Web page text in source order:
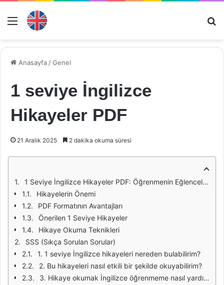
Menü
Anasayfa /Genel
1 seviye İngilizce
Hikayeler PDF
21 Aralık 2025 2 dakika okuma süresi
1 Seviye İngilizce Hikayeler PDF: Öğrenmenin Eğlenceli Yolu
Hikayelerin Önemi
PDF Formatının Avantajları
Önerilen 1 Seviye Hikayeler
Hikaye Okuma Teknikleri
SSS (Sıkça Sorulan Sorular)
1. 1 seviye İngilizce hikayeleri nereden bulabilirim?
2. Bu hikayeleri nasıl etkili bir şekilde okuyabilirim?
3. Hikaye okumak İngilizce öğrenmeme nasıl yardımcı olur?